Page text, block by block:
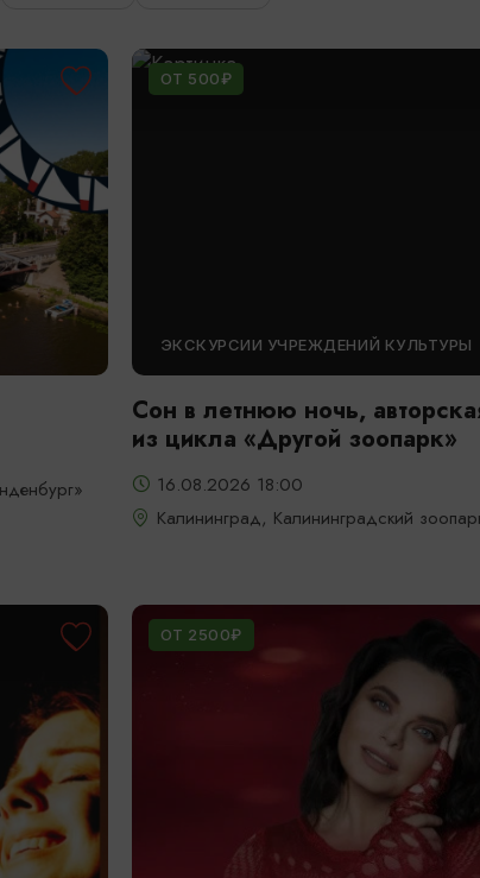
ОТ 500₽
ЭКСКУРСИИ УЧРЕЖДЕНИЙ КУЛЬТУРЫ
Сон в летнюю ночь,
из цикла «Другой зоопарк»
16.08.2026 18:00
Калининград, Калининградский
ОТ 2500₽